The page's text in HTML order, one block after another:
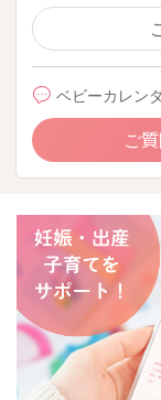
ベビーカレン
ご